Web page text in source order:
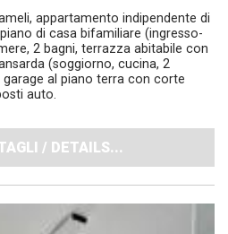
appartamento indipendente di
di casa bifamiliare (ingresso-
2 bagni, terrazza abitabile con
(soggiorno, cucina, 2
al piano terra con corte
auto.
/ DETAILS...